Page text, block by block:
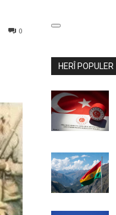
0
HERÎ POPULER